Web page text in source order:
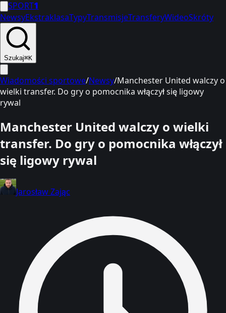
SPORT1
NewsyEkstraklasaTypyTransmisjeTransferyWideoSkróty
Szukaj⌘K
Wiadomości sportowe/Newsy/Manchester United walczy o
wielki transfer. Do gry o pomocnika włączył się ligowy
rywal
Manchester United walczy o wielki
transfer. Do gry o pomocnika włączył
się ligowy rywal
Jarosław Zając